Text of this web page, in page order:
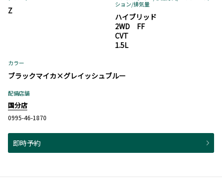
Z
ション/排気量
ハイブリッド
2WD FF
CVT
1.5L
カラー
ブラックマイカ×グレイッシュブルー
配備店舗
国分店
0995-46-1870
即時予約